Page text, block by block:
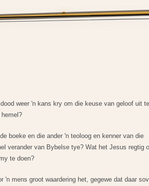
weer 'n kans kry om die keuse van geloof uit te
boeke en die ander 'n teoloog en kenner van die
verander van Bybelse tye? Wat het Jesus regtig
te doen?
mens groot waardering het, gegewe dat daar